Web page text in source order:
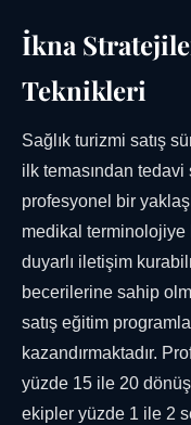
İkna
Teknikleri
Sağlık turizmi satış
ilk temasından
profesyonel bir
medikal terminolojiye
duyarlı iletişim
becerilerine sahip
satış eğitim
kazandırmaktadır.
yüzde 15 ile 20
ekipler yüzde 1 ile 2